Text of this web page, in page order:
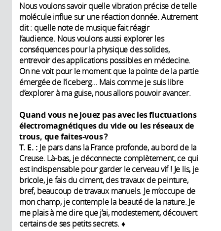
Nous voulons savoir quelle vibration précise de telle
molécule influe sur une réaction donnée. Autrement
dit : quelle note de musique fait réagir
l’audience. Nous voulons aussi explorer les
conséquences pour la physique des solides,
entrevoir des applications possibles en médecine.
On ne voit pour le moment que la pointe de la partie
émergée de l’iceberg… Mais comme je suis libre
d’explorer à ma guise, nous allons pouvoir avancer.
Quand vous ne jouez pas avec les fluctuations
électromagnétiques du vide ou les réseaux de
trous, que faites-vous ?
T. E. : Je pars dans la France profonde, au bord de la
Creuse. Là-bas, je déconnecte complètement, ce qui
est indispensable pour garder le cerveau vif ! Je lis, je
bricole, je fais du ciment, des travaux de peinture,
bref, beaucoup de travaux manuels. Je m’occupe de
mon champ, je contemple la beauté de la nature. Je
me plais à me dire que j’ai, modestement, découvert
certains de ses petits secrets. ♦